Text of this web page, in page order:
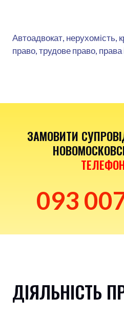
Автоадвокат, нерухомість,
право, трудове право, права
ЗАМОВИТИ
093
ДІЯЛЬНІСТЬ